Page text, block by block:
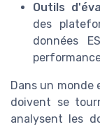
Outils
des
données
Dans un
doivent se
analysent les